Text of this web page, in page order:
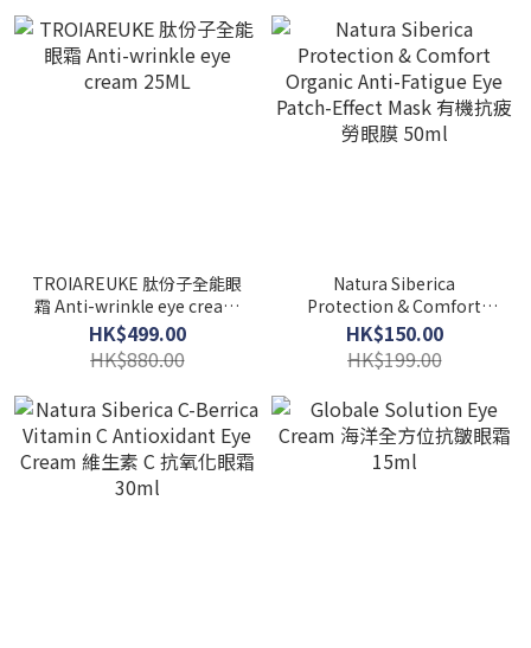
TROIAREUKE 肽份子全能眼
霜 Anti-wrinkle eye cream
25ML
HK$499.00
HK$880.00
Natura Siberica
Protection & Comfort
Organic Anti-Fatigue Eye
Patch-Effect Mask 有機抗
疲勞眼膜 50ml
HK$150.00
HK$199.00